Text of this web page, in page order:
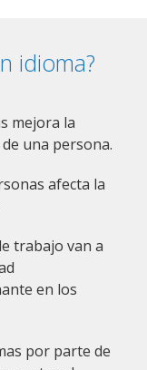
idioma?
mejora la
una persona.
afecta la
trabajo van a
en los
por parte de